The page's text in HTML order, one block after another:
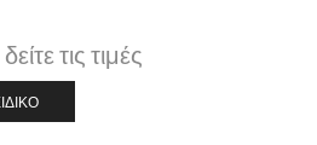
τις τιμές